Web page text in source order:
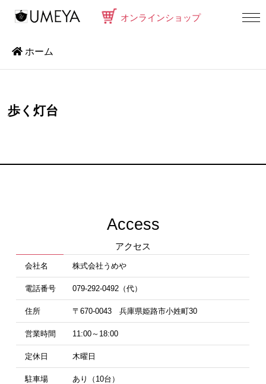
オンラインショップ
ホーム
歩く灯台
Access
アクセス
会社名 株式会社うめや
電話番号 079-292-0492（代）
住所 〒670-0043 兵庫県姫路市小姓町30
営業時間 11:00～18:00
定休日 木曜日
駐車場 あり（10台）